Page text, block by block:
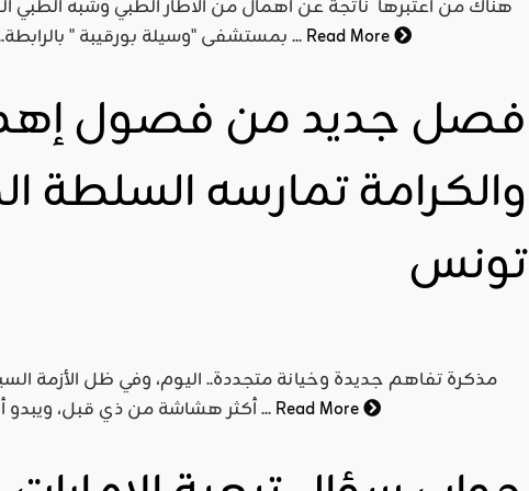
هناك من اعتبرها ناتجة عن اهمال من الاطار الطبي وشبه الطبي
بمستشفى "وسيلة بورقيبة " بالرابطة.. وهناك من أدرجها في خانة ...Read More
فصل جديد من فصول
والكرامة تمارسه السلطة
تونس
مذكرة تفاهم جديدة وخيانة متجددة.. اليوم، وفي ظل الأزمة
أكثر هشاشة من ذي قبل، ويبدو أيضا ان التقاء غير بريء يجري ...Read More